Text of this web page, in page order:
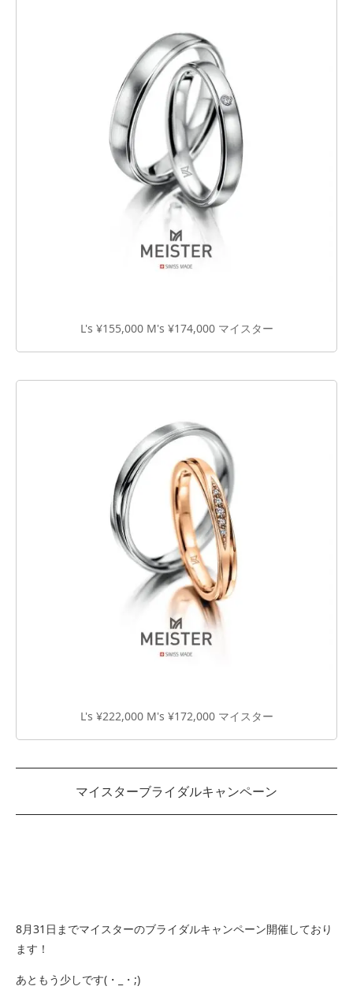
L's ¥155,000 M's ¥174,000 マイスター
L's ¥222,000 M's ¥172,000 マイスター
マイスターブライダルキャンペーン
8月31日までマイスターのブライダルキャンペーン開催しており
ます！
あともう少しです(・_・;)